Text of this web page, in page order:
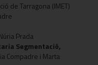
de Tarragona (IMET)
Prada
Segmentació,
Compadre i Marta